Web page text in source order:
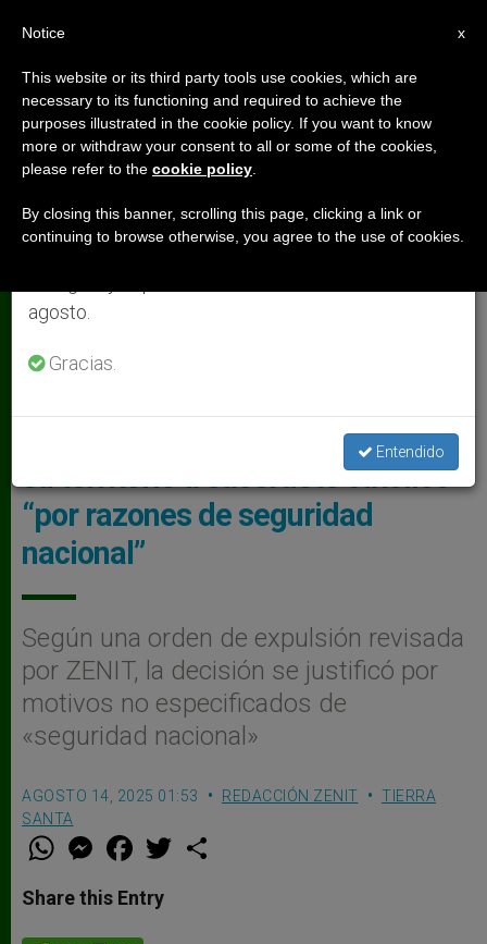
TIERRA SANTA
Nandino Capovilla, Párroco De Mestre Y Figura Destacada Del
Estado judío de Israel expulsa de
su territorio a sacerdote católico
“por razones de seguridad
nacional”
Según una orden de expulsión revisada
por ZENIT, la decisión se justificó por
motivos no especificados de
«seguridad nacional»
AGOSTO 14, 2025 01:53 REDACCIÓN ZENIT
TIERRA
SANTA
W
t
s
M
e
s
e
F
a
e
b
w
Share this Entry
×
Aviso importante
Del 27 de julio al 7 de agosto haremos la pausa
anual, aprovechando que en el periodo de verano
se generan menos informaciones y también el
agosto.
Gracias.
Entendido
x
Notice
This website or its third party tools use cookies, which are
necessary to its functioning and required to achieve the
purposes illustrated in the cookie policy. If you want to know
more or withdraw your consent to all or some of the cookies,
please refer to the cookie policy
By closing this banner, scrolling this page, clicking a link or
continuing to browse otherwise, you agree to the use of cookies.